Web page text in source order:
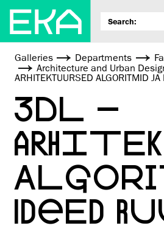
Galleries Departments
Architecture and Urban
ARHITEKTUURSED ALGORITMID
3DL –
IDEED